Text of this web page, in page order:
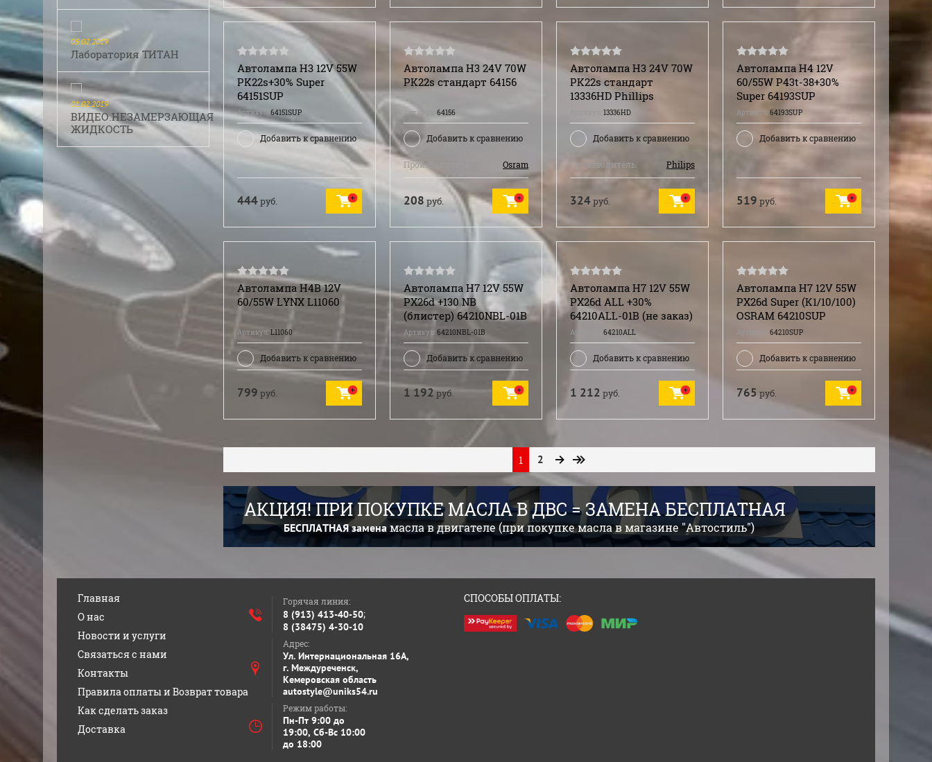
05.02.2019
Лаборатория ТИТАН
01.02.2019
ВИДЕО.НЕЗАМЕРЗАЮЩАЯ
ЖИДКОСТЬ
Автолампа H3 12V 55W
PK22s+30% Super
64151SUP
Артикул: 64151SUP
Добавить к сравнению
444руб.
Автолампа H3 24V 70W
PK22s стандарт 64156
Артикул: 64156
Добавить к сравнению
Производитель: Osram
208руб.
Автолампа H3 24V 70W
PK22s стандарт
13336HD Phillips
13336HD
Добавить к сравнению
Производитель: Philips
324руб.
Автолампа H4 12V
60/55W P43t-38+30%
Super 64193SUP
Артикул: 64193SUP
Добавить к сравнению
519 руб.
Автолампа H4B 12V
60/55W LYNX L11060
Артикул:L11060
Добавить к сравнению
799 руб.
Автолампа H7 12V 55W
PX26d +130 NB
(блистер) 64210NBL-01B
Артикул: 64210NBL-01B
Добавить к сравнению
1 192руб.
Автолампа H7 12V 55W
PX26d ALL +30%
64210ALL-01B (не заказ)
Артикул: 64210ALL
Добавить к сравнению
1 212 руб.
Автолампа H7 12V 55W
PX26d Super (К1/10/100)
OSRAM 64210SUP
Артикул: 64210SUP
Добавить к сравнению
765 руб.
1 2
АКЦИЯ! ПРИ ПОКУПКЕ МАСЛА В ДВС = ЗАМЕНА БЕСПЛАТНАЯ
БЕСПЛАТНАЯ замена масла в двигателе (при покупке масла в магазине "Автостиль")
Главная
О нас
Новости и услуги
Связаться с нами
Контакты
Правила оплаты и Возврат товара
Как сделать заказ
Доставка
Горячая линия:
8 (913) 413-40-50;
8 (38475) 4-30-10
Адрес:
Ул. Интернациональная 16А,
г. Междуреченск,
Кемеровская область
autostyle@uniks54.ru
Режим работы:
Пн-Пт 9:00 до
19:00, Сб-Вс 10:00
до 18:00
СПОСОБЫ ОПЛАТЫ: